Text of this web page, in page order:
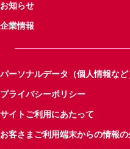
お知らせ
企業情報
パーソナルデータ（個人情報な
プライバシーポリシー
サイトご利用にあたって
お客さまご利用端末からの情報